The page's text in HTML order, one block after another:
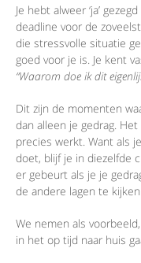
Je hebt alweer ‘ja’
deadline voor de
die stressvolle situatie
goed voor je is. Je kent
“Waarom doe ik dit
Dit zijn de momenten
dan alleen je gedrag.
precies werkt. Want als
doet, blijf je in diezelfde
er gebeurt als je je
de andere lagen te
We nemen als
in het op tijd naar huis